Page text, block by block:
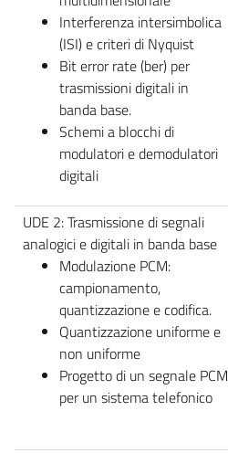
Interferenza intersimbolica
(ISI) e criteri di Nyquist
Bit error rate (ber) per
trasmissioni digitali in
banda base.
Schemi a blocchi di
modulatori e demodulatori
digitali
UDE 2: Trasmissione di segnali
analogici e digitali in banda base
Modulazione PCM:
campionamento,
quantizzazione e codifica.
Quantizzazione uniforme e
non uniforme
Progetto di un segnale PCM
per un sistema telefonico